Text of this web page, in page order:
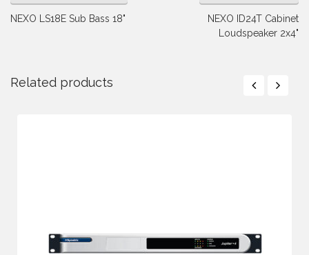
NEXO LS18E Sub Bass 18"
NEXO ID24T Cabinet
Loudspeaker 2x4"
Related products